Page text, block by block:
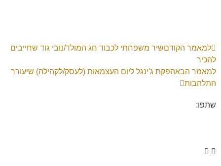
למאמר הקודםשיר משפחתי לכבוד חג המולד/נובי גוד שחייבים
להכיר
למאמר הבאהפקת ג'ינגל ליום העצמאות (לעסק/לקהילה) שיעורר
התלהבות
שתפו: